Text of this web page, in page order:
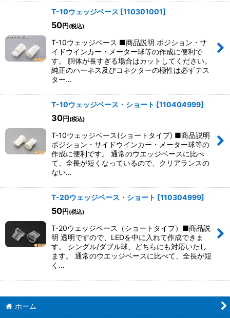
T-10ウェッジベース [110301001]
50円 (税込)
T-10ウェッジベース ■商品説明 ポジション・サ
イドウインカー・メーター球等の作成に便利で
す。 胴体が長すぎる場合はカットしてください。
純正のハーネス及びコネクターの極性は必ずテス
ター…
T-10ウェッジベース・ショート [110404999]
30円 (税込)
T-10ウェッジベース(ショートタイプ) ■商品説明
ポジション・サイドウインカー・メーター球等の
作成に便利です。 通常のウエッジベースに比べ
て、全長が短くなっているので、クリアランスの
ない…
T-20ウェッジベース・ショート [110304999]
50円 (税込)
T-20ウェッジベース（ショートタイプ）■商品説
明 透明ですので、LEDを中に入れて作成できま
す。 シングル/ダブル球、どちらにも対応いたし
ます。 通常のウエッジベースに比べて、全長が短
く…
ホーム